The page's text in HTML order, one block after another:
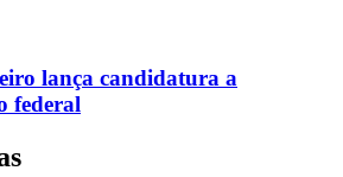
lança candidatura a
federal